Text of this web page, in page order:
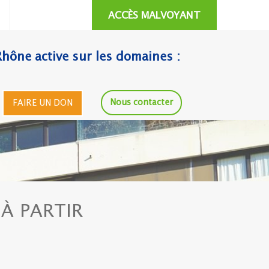
ACCÈS MALVOYANT
active sur les domaines :
FAIRE UN DON Nous contacter
PARTIR